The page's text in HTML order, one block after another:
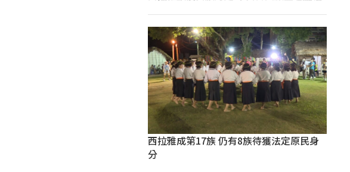
西拉雅成第17族 仍有8族待獲法定原民身
分